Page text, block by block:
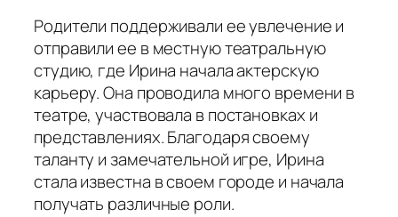
Родители поддерживали ее увлечение и
отправили ее в местную театральную
студию, где Ирина начала актерскую
карьеру. Она проводила много времени в
театре, участвовала в постановках и
представлениях. Благодаря своему
таланту и замечательной игре, Ирина
стала известна в своем городе и начала
получать различные роли.